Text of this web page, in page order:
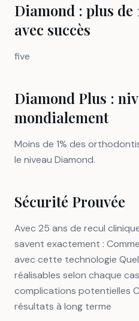
Diamond : plus de
avec succès
five
Diamond Plus :
mondialement
Moins de 1% des
le niveau Diamond.
Sécurité Prouvée
Avec 25 ans de recul
savent exactement :
avec cette technologie
réalisables selon chaque
complications potentielles
résultats à long terme